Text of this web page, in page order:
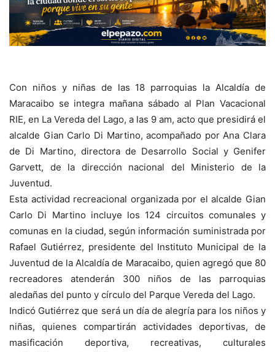
Con niños y niñas de las 18 parroquias la Alcaldía de
Maracaibo se integra mañana sábado al Plan Vacacional
RIE, en La Vereda del Lago, a las 9 am, acto que presidirá el
alcalde Gian Carlo Di Martino, acompañado por Ana Clara
de Di Martino, directora de Desarrollo Social y Genifer
Garvett, de la dirección nacional del Ministerio de la
Juventud.
Esta actividad recreacional organizada por el alcalde Gian
Carlo Di Martino incluye los 124 circuitos comunales y
comunas en la ciudad, según información suministrada por
Rafael Gutiérrez, presidente del Instituto Municipal de la
Juventud de la Alcaldía de Maracaibo, quien agregó que 80
recreadores atenderán 300 niños de las parroquias
aledañas del punto y círculo del Parque Vereda del Lago.
Indicó Gutiérrez que será un día de alegría para los niños y
niñas, quienes compartirán actividades deportivas, de
masificación deportiva, recreativas, culturales